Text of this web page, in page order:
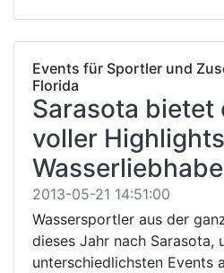
Events für Sportler und
Florida
Sarasota bietet
voller
2013-05-21 14:51:00
Wassersportler aus der
dieses Jahr nach Sarasota,
unterschiedlichsten Events